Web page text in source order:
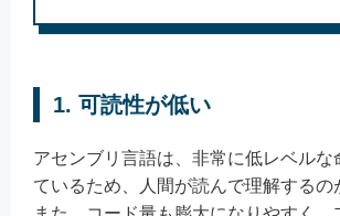
1. 可読性が低い
アセンブリ言語は、非常に低レベルな
ているため、人間が読んで理解するの